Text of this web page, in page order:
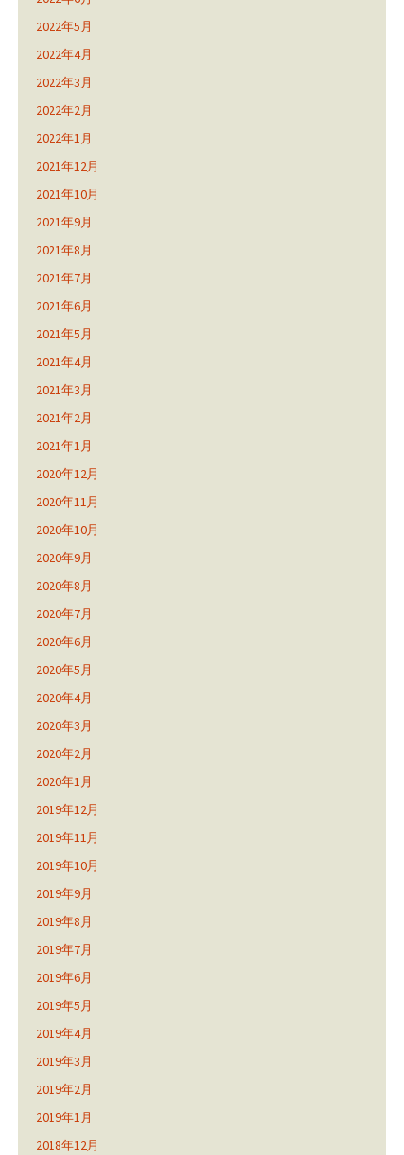
2022年5月
2022年4月
2022年3月
2022年2月
2022年1月
2021年12月
2021年10月
2021年9月
2021年8月
2021年7月
2021年6月
2021年5月
2021年4月
2021年3月
2021年2月
2021年1月
2020年12月
2020年11月
2020年10月
2020年9月
2020年8月
2020年7月
2020年6月
2020年5月
2020年4月
2020年3月
2020年2月
2020年1月
2019年12月
2019年11月
2019年10月
2019年9月
2019年8月
2019年7月
2019年6月
2019年5月
2019年4月
2019年3月
2019年2月
2019年1月
2018年12月